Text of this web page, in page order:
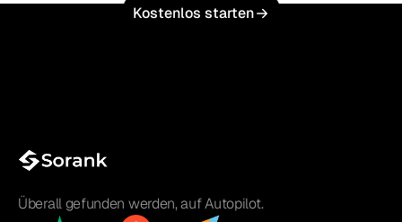
Kostenlos starten
Überall gefunden werden, auf Autopilot.